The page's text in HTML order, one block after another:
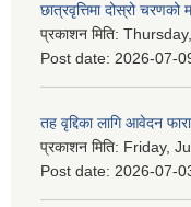
छात्रवृत्तिमा दोस्रो
प्रकाशन मिति:
Post date: 2026-07-
तह वृद्दिका लागि आवेदन
प्रकाशन मिति: Friday,
Post date: 2026-07-